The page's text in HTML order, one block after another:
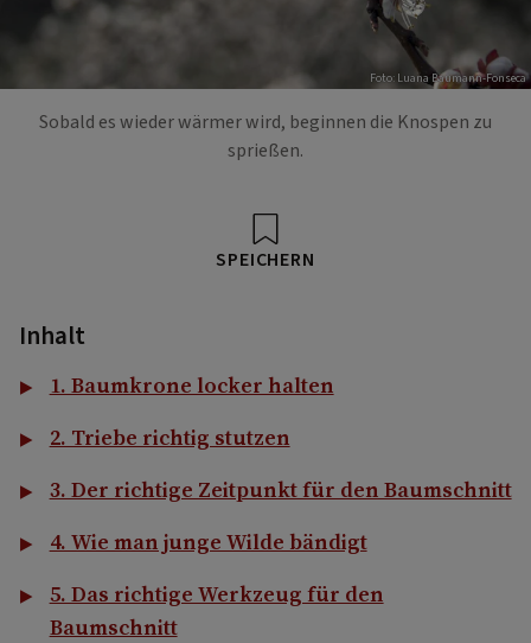
Foto: Luana Baumann-Fonseca
Sobald es wieder wärmer wird, beginnen die Knospen zu
sprießen.
SPEICHERN
Inhalt
1. Baumkrone locker halten
2. Triebe richtig stutzen
3. Der richtige Zeitpunkt für den Baumschnitt
4. Wie man junge Wilde bändigt
5. Das richtige Werkzeug für den
Baumschnitt